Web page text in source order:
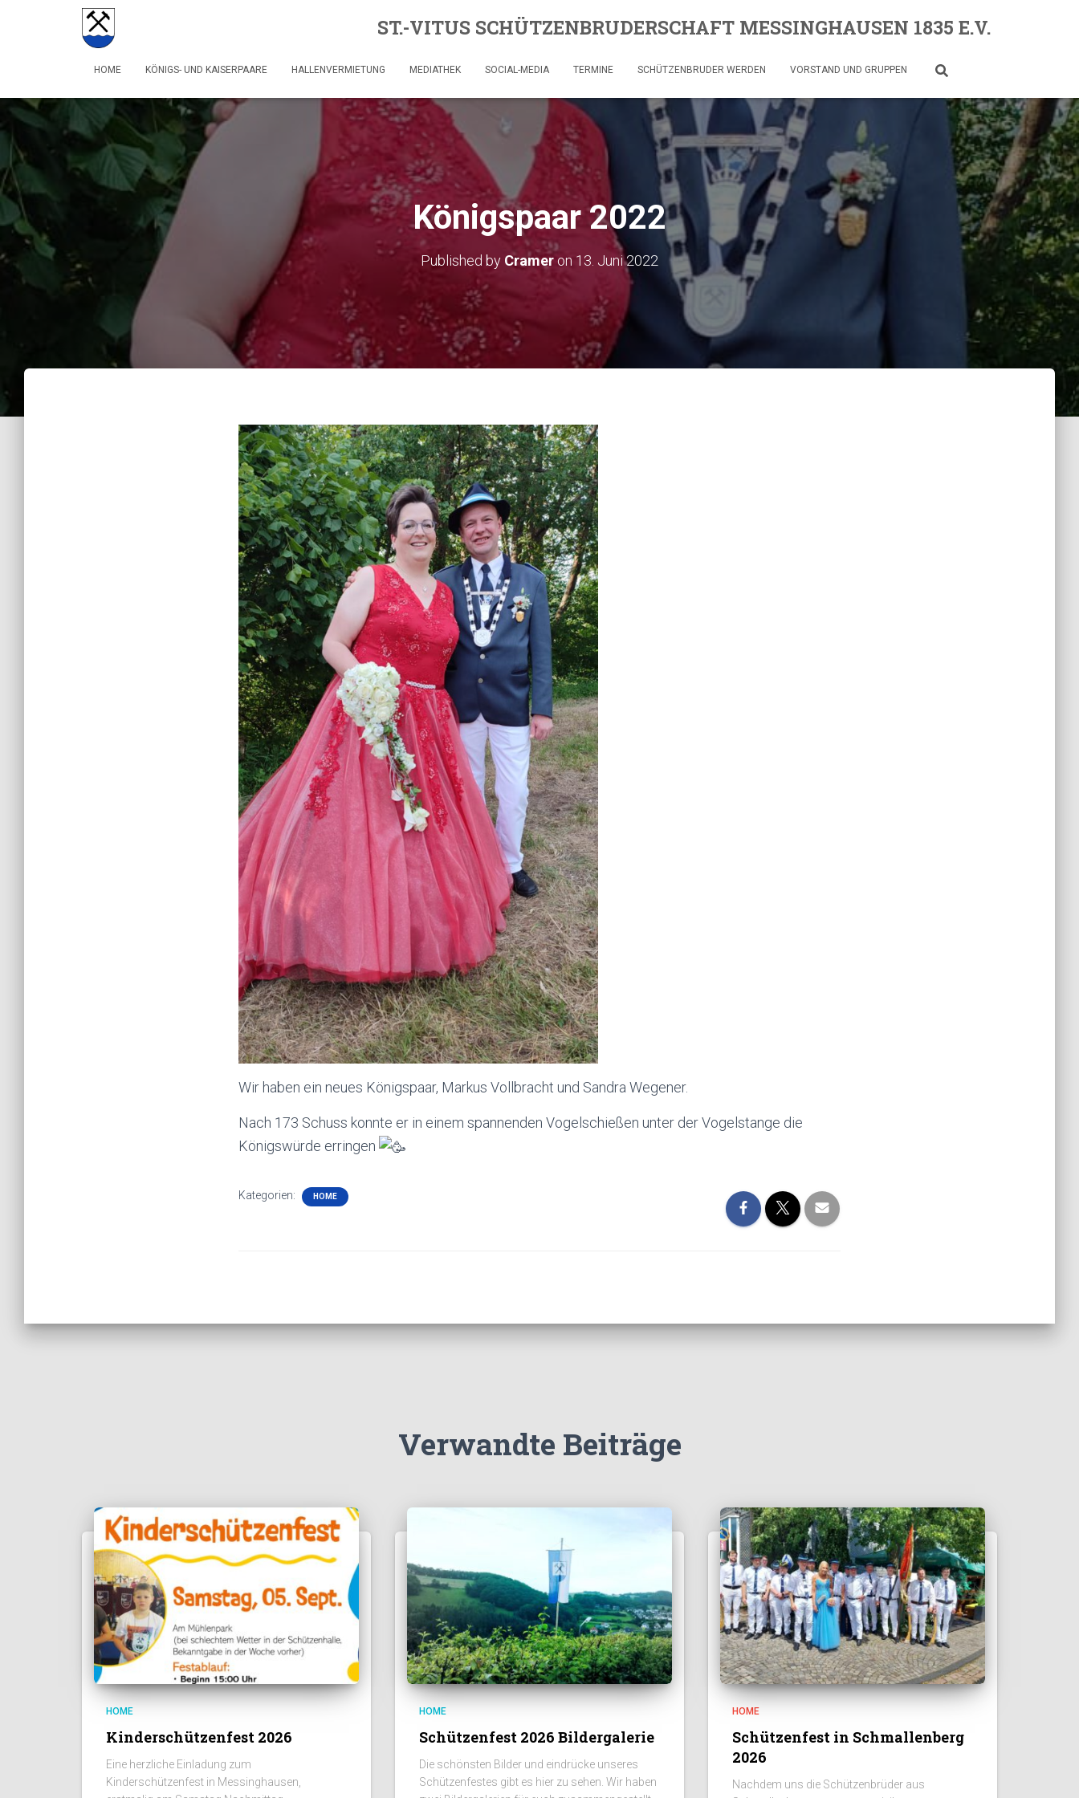
ST.-VITUS SCHÜTZENBRUDERSCHAFT MESSINGHAUSEN 1835 E.V.
HOME KÖNIGS- UND KAISERPAARE HALLENVERMIETUNG MEDIATHEK SOCIAL-MEDIA TERMINE SCHÜTZENBRUDER WERDEN VORSTAND UND GRUPPEN
Königspaar 2022
Published by Crameron 13. Juni 2022
Wir haben ein neues Königspaar, Markus Vollbracht und Sandra Wegener.
Nach 173 Schuss konnte er in einem spannenden Vogelschießen unter der Vogelstange die
Königswürde erringen
Kategorien: HOME
Verwandte Beiträge
HOME
Kinderschützenfest 2026
Eine herzliche Einladung zum
Kinderschützenfest in Messinghausen,
HOME
Schützenfest 2026 Bildergalerie
Die schönsten Bilder und eindrücke unseres
Schützenfestes gibt es hier zu sehen. Wir haben
HOME
Schützenfest in Schmallenberg
2026
Nachdem uns die Schützenbrüder aus